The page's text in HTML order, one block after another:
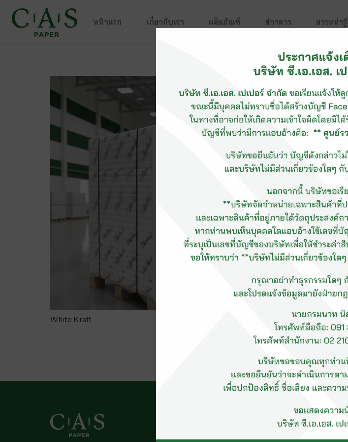
หน้าแรก เกี่ยวกับเรา ผลิตภัณฑ์ ข่าวสาร สาระน่ารู้
White Kraft